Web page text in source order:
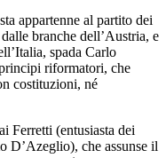
appartenne al partito dei
branche dell’Austria, e
spada Carlo
riformatori, che
costituzioni, né
Ferretti (entusiasta dei
D’Azeglio), che assunse il